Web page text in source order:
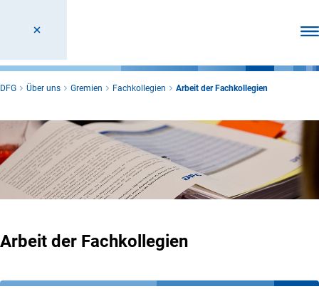
DFG Über uns Gremien Fachkollegien Arbeit der Fachkollegien
Arbeit der Fachkollegien